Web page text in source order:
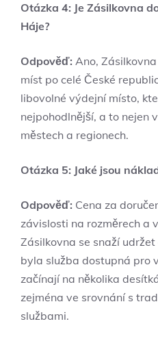
Otázka 4: Je Zásilkovna
Háje?
Odpověď: Ano,
míst po celé České
libovolné výdejní místo,
nejpohodlnější, a to nejen
městech a regionech.
Otázka 5: Jaké jsou
Odpověď: Cena za
závislosti na rozměrech a
Zásilkovna se snaží
byla služba dostupná pro
začínají na několika
zejména ve srovnání s
službami.